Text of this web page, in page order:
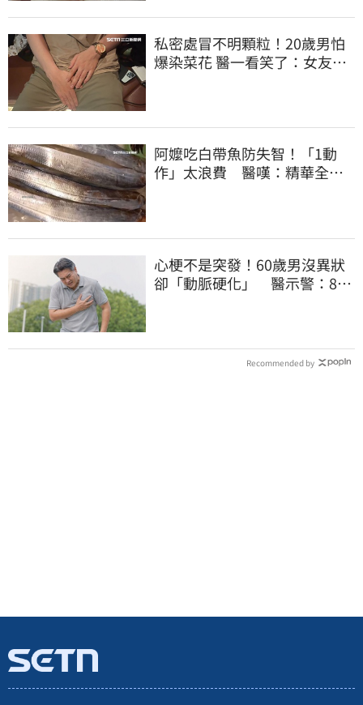
私密處冒不明顆粒！20歲男怕
爆染菜花 醫一看笑了：女友常
阿嬤吃白帶魚防失智！「1動
作」太浪費 醫嘆：精華全沒
心梗不是突發！60歲男沒異狀
卻「動脈硬化」 醫示警：8類
Recommended by